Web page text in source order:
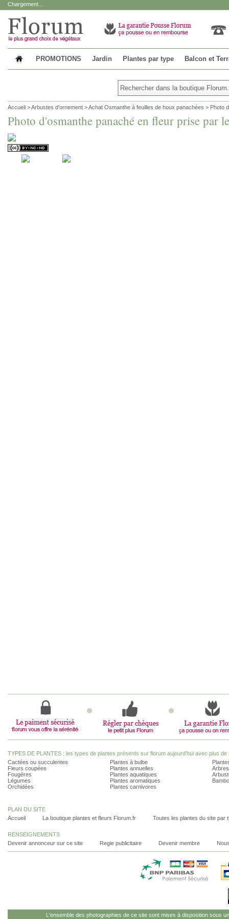
Chargement...
PROMOTIONS Jardin Plantes par type Balcon et
Accueil >Arbustes d'ornement >Achat Osmanthe à feuilles de houx panachées > Photo
Photo d'osmanthe panaché en fleur prise par
TYPES DE PLANTES : les types de plantes présents sur florum aujourd'hui avec plus de
Cactées ou succulentes
Fleurs coupées
Fougères
Légumes
Orchidées
Plantes à bulbe
Plantes annuelles
Plantes aquatiques
Plantes aromatiques
Plantes carnivores
PLAN DU SITE
Accueil
La boutique plantes et fleurs Florum.fr Toutes les plantes du site par
RENSEIGNEMENTS
Devenir annonceur sur ce site
Regie publicitaire Devenir membre
L'ensemble des photographies de ce site sont mises à disposition sous